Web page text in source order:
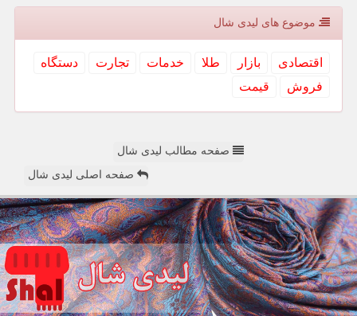
موضوع های لیدی شال
اقتصادی بازار طلا خدمات تجارت
دستگاه
فروش
قیمت
صفحه مطالب لیدی شال
صفحه اصلی لیدی شال